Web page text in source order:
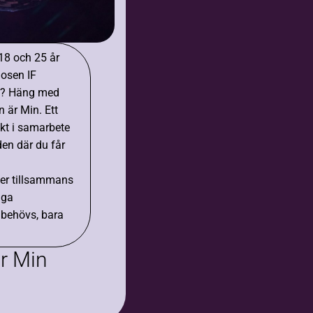
och 25 år
IF
Häng med
är Min. Ett
i samarbete
där du får
tillsammans
bara
Min